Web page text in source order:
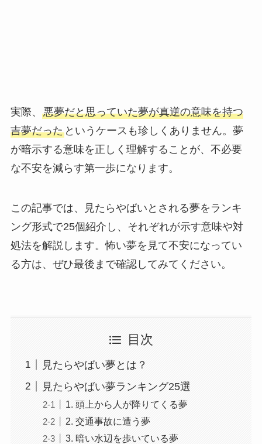
実際、 悪夢だと思っていた夢が真逆の意味を持つ
吉夢だったというケースも珍しくありません。夢
が暗示する意味を正しく理解することが、不必要
な不安を減らす第一歩になります。
この記事では、見たらやばいとされる夢をランキ
ング形式で25個紹介し、それぞれが示す意味や対
処法を解説します。怖い夢を見て不安になってい
る方は、ぜひ最後まで確認してみてください。
目次
見たらやばい夢とは？
見たらやばい夢ランキング25選
1. 頭上から人が降りてくる夢
2. 交通事故に遭う夢
3. 暗い水辺を歩いている夢